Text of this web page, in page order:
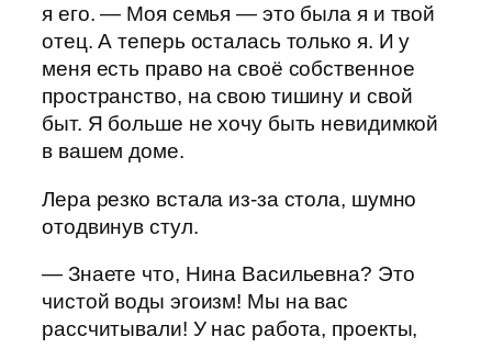
я его. — Моя семья — это была я и твой
отец. А теперь осталась только я. И у
меня есть право на своё собственное
пространство, на свою тишину и свой
быт. Я больше не хочу быть невидимкой
в вашем доме.
Лера резко встала из-за стола, шумно
отодвинув стул.
— Знаете что, Нина Васильевна? Это
чистой воды эгоизм! Мы на вас
рассчитывали! У нас работа, проекты,